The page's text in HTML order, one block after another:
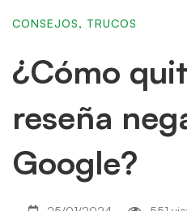
CONSEJOS, TRUCOS
¿Cómo
reseña
Google?